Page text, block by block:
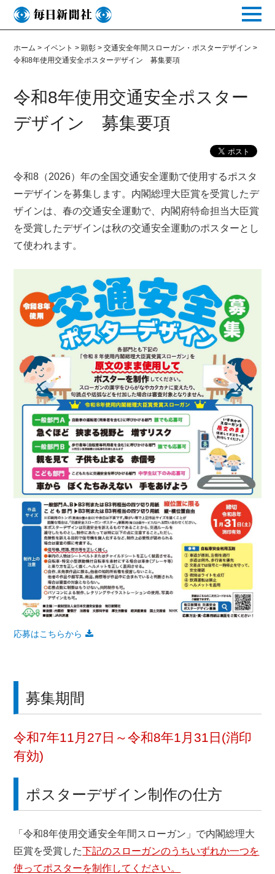
toggle
ホーム > イベント >顕彰 >交通安全年間スローガン・ポスターデザイン >
令和8年使用交通安全ポスターデザイン 募集要項
令和8年使用交通安全ポスター
デザイン 募集要項
令和8（2026）年の全国交通安全運動で使用するポスタ
ーデザインを募集します。内閣総理大臣賞を受賞したデ
ザインは、春の交通安全運動で、内閣府特命担当大臣賞
を受賞したデザインは秋の交通安全運動のポスターとし
て使われます。
応募はこちらから
募集期間
令和7年11月27日～令和8年1月31日(消印
有効)
ポスターデザイン制作の仕方
「令和8年使用交通安全年間スローガン」で内閣総理大
臣賞を受賞した下記のスローガンのうちいずれか一つを
使ってポスターを制作してください。